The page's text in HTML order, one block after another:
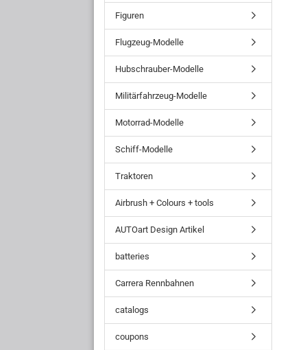
Figuren
Flugzeug-Modelle
Hubschrauber-Modelle
Militärfahrzeug-Modelle
Motorrad-Modelle
Schiff-Modelle
Traktoren
Airbrush + Colours + tools
AUTOart Design Artikel
batteries
Carrera Rennbahnen
catalogs
coupons